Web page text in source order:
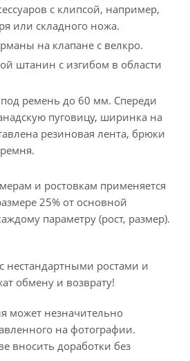
с клипсой, например,
или складного ножа.
на клапане с велкро.
штанин с изгибом в области
ремень до 60 мм. Спереди
пуговицу, ширинка на
резиновая лента, брюки
и ростовкам применяется
25% от основной
параметру (рост, размер).
нестандартными ростами и
обмену и возврату!
может незначительно
на фотографии.
вносить доработки без